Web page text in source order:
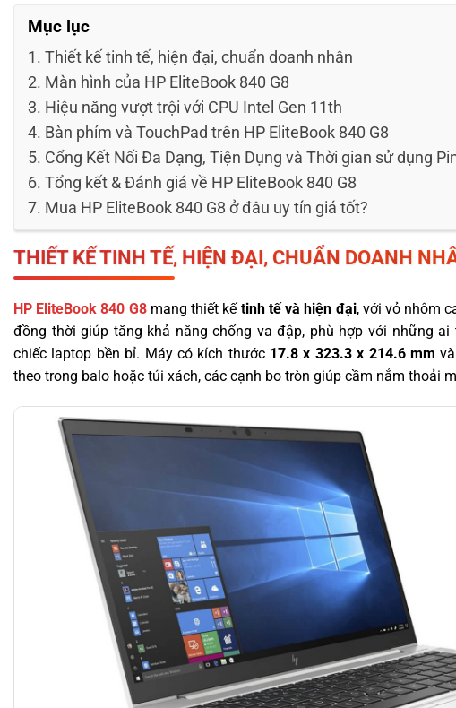
Mục lục
Thiết kế tinh tế, hiện đại, chuẩn doanh nhân
Màn hình của HP EliteBook 840 G8
Hiệu năng vượt trội với CPU Intel Gen 11th
Bàn phím và TouchPad trên HP EliteBook 840 G8
Cổng Kết Nối Đa Dạng, Tiện Dụng và Thời gian sử dụng
Tổng kết & Đánh giá về HP EliteBook 840 G8
Mua HP EliteBook 840 G8 ở đâu uy tín giá tốt?
THIẾT KẾ TINH TẾ, HIỆN ĐẠI, CHUẨN DOANH
HP EliteBook 840 G8mang thiết kế tinh tế và hiện đại, với vỏ nhôm
đồng thời giúp tăng khả năng chống va đập, phù hợp với những
chiếc laptop bền bỉ. Máy có kích thước 17.8 x 323.3 x 214.6 mm
theo trong balo hoặc túi xách, các cạnh bo tròn giúp cầm nắm thoải